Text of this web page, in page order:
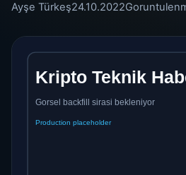
Ayşe Türkeş24.10.2022